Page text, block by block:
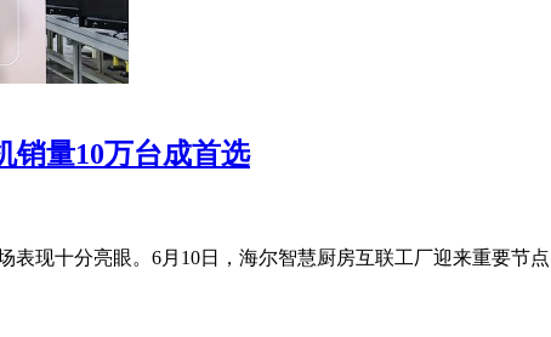
销量10万台成首选
现十分亮眼。6月10日，海尔智慧厨房互联工厂迎来重要节